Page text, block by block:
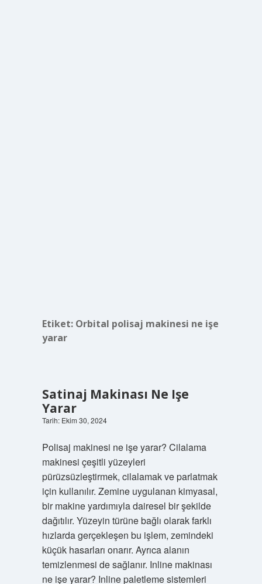
Etiket: Orbital polisaj makinesi ne işe
yarar
Satinaj Makinası Ne Işe
Yarar
Tarih: Ekim 30, 2024
Polisaj makinesi ne işe yarar? Cilalama
makinesi çeşitli yüzeyleri
pürüzsüzleştirmek, cilalamak ve parlatmak
için kullanılır. Zemine uygulanan kimyasal,
bir makine yardımıyla dairesel bir şekilde
dağıtılır. Yüzeyin türüne bağlı olarak farklı
hızlarda gerçekleşen bu işlem, zemindeki
küçük hasarları onarır. Ayrıca alanın
temizlenmesi de sağlanır. Inline makinası
ne işe yarar? Inline paletleme sistemleri